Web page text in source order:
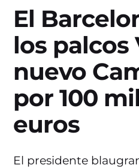
El
los palcos
nuevo
por 100
euros
El presidente